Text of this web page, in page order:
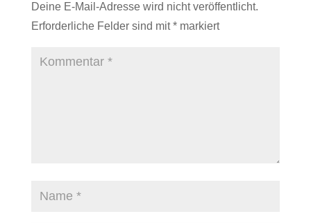
Deine E-Mail-Adresse wird nicht veröffentlicht.
Erforderliche Felder sind mit*markiert